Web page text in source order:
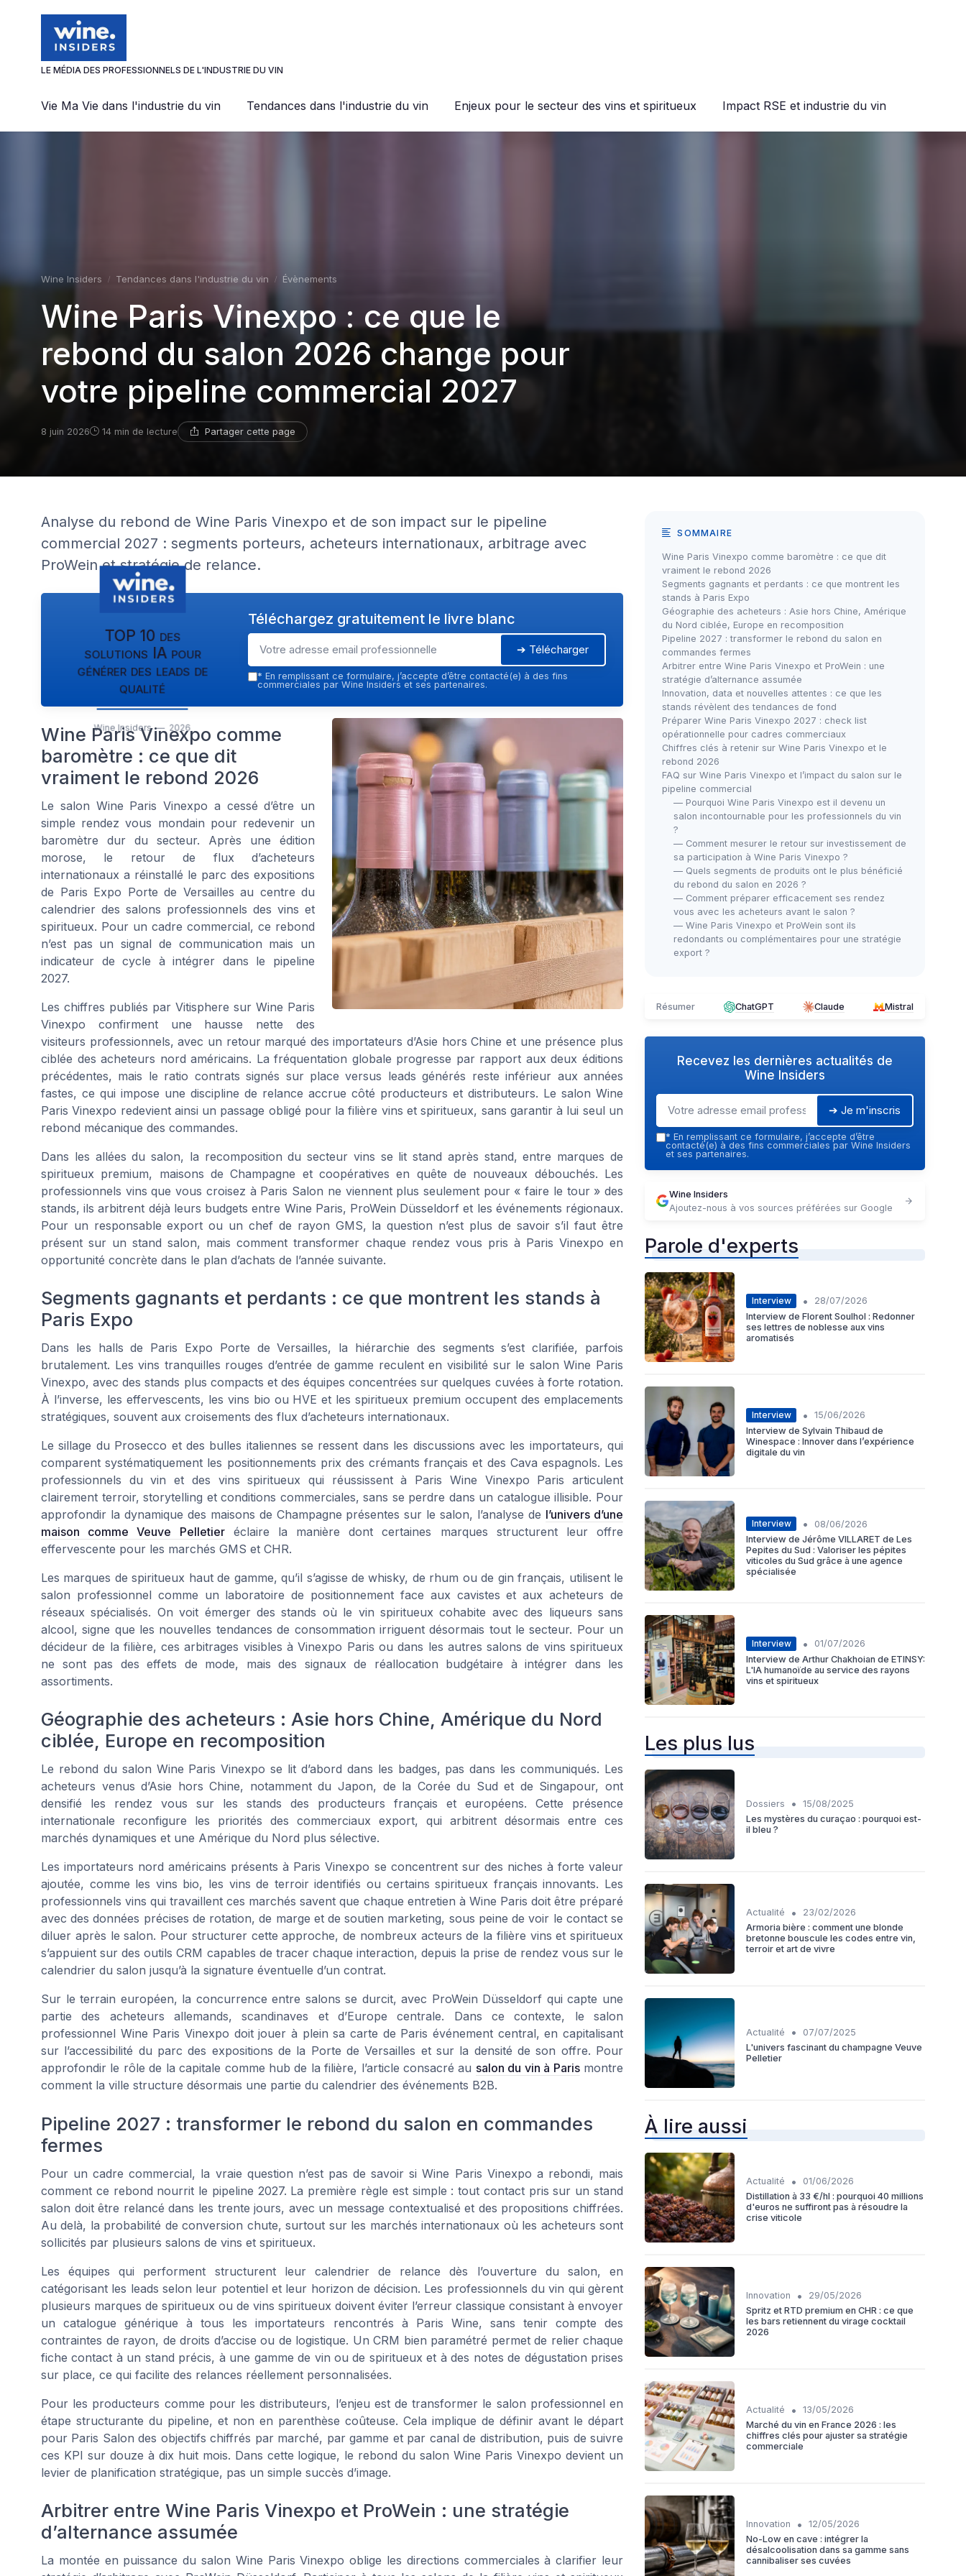
LE MÉDIA DES PROFESSIONNELS DE L'INDUSTRIE DU VIN
Vie Ma Vie dans l'industrie du vin Tendances dans l'industrie du vin Enjeux pour le secteur des vins et spiritueux Impact RSE et industrie du vin
Wine Insiders Tendances dans l'industrie du vin Évènements
Wine Paris Vinexpo : ce que le
rebond du salon 2026 change pour
votre pipeline commercial 2027
8 juin 2026 14 min de lecture Partager cette page
Analyse du rebond de Wine Paris Vinexpo et de son impact sur le pipeline
commercial 2027 : segments porteurs, acheteurs internationaux, arbitrage avec
ProWein et stratégie de relance.
TOP 10 des
solutions IA pour
générer des leads de
qualité
Wine Insiders — 2026
Téléchargez gratuitement le livre blanc
➔ Télécharger
* En remplissant ce formulaire, j’accepte d’être contacté(e) à des fins
commerciales par Wine Insiders et ses partenaires.
Wine Paris Vinexpo comme
baromètre : ce que dit
vraiment le rebond 2026
Le salon Wine Paris Vinexpo a cessé d’être un
simple rendez vous mondain pour redevenir un
baromètre dur du secteur. Après une édition
morose, le retour de flux d’acheteurs
internationaux a réinstallé le parc des expositions
de Paris Expo Porte de Versailles au centre du
calendrier des salons professionnels des vins et
spiritueux. Pour un cadre commercial, ce rebond
n’est pas un signal de communication mais un
indicateur de cycle à intégrer dans le pipeline
2027.
Les chiffres publiés par Vitisphere sur Wine Paris
Vinexpo confirment une hausse nette des
visiteurs professionnels, avec un retour marqué des importateurs d’Asie hors Chine et une présence plus
ciblée des acheteurs nord américains. La fréquentation globale progresse par rapport aux deux éditions
précédentes, mais le ratio contrats signés sur place versus leads générés reste inférieur aux années
fastes, ce qui impose une discipline de relance accrue côté producteurs et distributeurs. Le salon Wine
Paris Vinexpo redevient ainsi un passage obligé pour la filière vins et spiritueux, sans garantir à lui seul un
rebond mécanique des commandes.
Dans les allées du salon, la recomposition du secteur vins se lit stand après stand, entre marques de
spiritueux premium, maisons de Champagne et coopératives en quête de nouveaux débouchés. Les
professionnels vins que vous croisez à Paris Salon ne viennent plus seulement pour « faire le tour » des
stands, ils arbitrent déjà leurs budgets entre Wine Paris, ProWein Düsseldorf et les événements régionaux.
Pour un responsable export ou un chef de rayon GMS, la question n’est plus de savoir s’il faut être
présent sur un stand salon, mais comment transformer chaque rendez vous pris à Paris Vinexpo en
opportunité concrète dans le plan d’achats de l’année suivante.
Segments gagnants et perdants : ce que montrent les stands à
Paris Expo
Dans les halls de Paris Expo Porte de Versailles, la hiérarchie des segments s’est clarifiée, parfois
brutalement. Les vins tranquilles rouges d’entrée de gamme reculent en visibilité sur le salon Wine Paris
Vinexpo, avec des stands plus compacts et des équipes concentrées sur quelques cuvées à forte rotation.
À l’inverse, les effervescents, les vins bio ou HVE et les spiritueux premium occupent des emplacements
stratégiques, souvent aux croisements des flux d’acheteurs internationaux.
Le sillage du Prosecco et des bulles italiennes se ressent dans les discussions avec les importateurs, qui
comparent systématiquement les positionnements prix des crémants français et des Cava espagnols. Les
professionnels du vin et des vins spiritueux qui réussissent à Paris Wine Vinexpo Paris articulent
clairement terroir, storytelling et conditions commerciales, sans se perdre dans un catalogue illisible. Pour
approfondir la dynamique des maisons de Champagne présentes sur le salon, l’analyse de l’univers d’une
maison comme Veuve Pelletieréclaire la manière dont certaines marques structurent leur offre
effervescente pour les marchés GMS et CHR.
Les marques de spiritueux haut de gamme, qu’il s’agisse de whisky, de rhum ou de gin français, utilisent le
salon professionnel comme un laboratoire de positionnement face aux cavistes et aux acheteurs de
réseaux spécialisés. On voit émerger des stands où le vin spiritueux cohabite avec des liqueurs sans
alcool, signe que les nouvelles tendances de consommation irriguent désormais tout le secteur. Pour un
décideur de la filière, ces arbitrages visibles à Vinexpo Paris ou dans les autres salons de vins spiritueux
ne sont pas des effets de mode, mais des signaux de réallocation budgétaire à intégrer dans les
assortiments.
Géographie des acheteurs : Asie hors Chine, Amérique du Nord
ciblée, Europe en recomposition
Le rebond du salon Wine Paris Vinexpo se lit d’abord dans les badges, pas dans les communiqués. Les
acheteurs venus d’Asie hors Chine, notamment du Japon, de la Corée du Sud et de Singapour, ont
densifié les rendez vous sur les stands des producteurs français et européens. Cette présence
internationale reconfigure les priorités des commerciaux export, qui arbitrent désormais entre ces
marchés dynamiques et une Amérique du Nord plus sélective.
Les importateurs nord américains présents à Paris Vinexpo se concentrent sur des niches à forte valeur
ajoutée, comme les vins bio, les vins de terroir identifiés ou certains spiritueux français innovants. Les
professionnels vins qui travaillent ces marchés savent que chaque entretien à Wine Paris doit être préparé
avec des données précises de rotation, de marge et de soutien marketing, sous peine de voir le contact se
diluer après le salon. Pour structurer cette approche, de nombreux acteurs de la filière vins et spiritueux
s’appuient sur des outils CRM capables de tracer chaque interaction, depuis la prise de rendez vous sur le
calendrier du salon jusqu’à la signature éventuelle d’un contrat.
Sur le terrain européen, la concurrence entre salons se durcit, avec ProWein Düsseldorf qui capte une
partie des acheteurs allemands, scandinaves et d’Europe centrale. Dans ce contexte, le salon
professionnel Wine Paris Vinexpo doit jouer à plein sa carte de Paris événement central, en capitalisant
sur l’accessibilité du parc des expositions de la Porte de Versailles et sur la densité de son offre. Pour
approfondir le rôle de la capitale comme hub de la filière, l’article consacré au salon du vin à Parismontre
comment la ville structure désormais une partie du calendrier des événements B2B.
Pipeline 2027 : transformer le rebond du salon en commandes
fermes
Pour un cadre commercial, la vraie question n’est pas de savoir si Wine Paris Vinexpo a rebondi, mais
comment ce rebond nourrit le pipeline 2027. La première règle est simple : tout contact pris sur un stand
salon doit être relancé dans les trente jours, avec un message contextualisé et des propositions chiffrées.
Au delà, la probabilité de conversion chute, surtout sur les marchés internationaux où les acheteurs sont
sollicités par plusieurs salons de vins et spiritueux.
Les équipes qui performent structurent leur calendrier de relance dès l’ouverture du salon, en
catégorisant les leads selon leur potentiel et leur horizon de décision. Les professionnels du vin qui gèrent
plusieurs marques de spiritueux ou de vins spiritueux doivent éviter l’erreur classique consistant à envoyer
un catalogue générique à tous les importateurs rencontrés à Paris Wine, sans tenir compte des
contraintes de rayon, de droits d’accise ou de logistique. Un CRM bien paramétré permet de relier chaque
fiche contact à un stand précis, à une gamme de vin ou de spiritueux et à des notes de dégustation prises
sur place, ce qui facilite des relances réellement personnalisées.
Pour les producteurs comme pour les distributeurs, l’enjeu est de transformer le salon professionnel en
étape structurante du pipeline, et non en parenthèse coûteuse. Cela implique de définir avant le départ
pour Paris Salon des objectifs chiffrés par marché, par gamme et par canal de distribution, puis de suivre
ces KPI sur douze à dix huit mois. Dans cette logique, le rebond du salon Wine Paris Vinexpo devient un
levier de planification stratégique, pas un simple succès d’image.
Arbitrer entre Wine Paris Vinexpo et ProWein : une stratégie
d’alternance assumée
La montée en puissance du salon Wine Paris Vinexpo oblige les directions commerciales à clarifier leur
SOMMAIRE
Wine Paris Vinexpo comme baromètre : ce que dit
vraiment le rebond 2026
Segments gagnants et perdants : ce que montrent les
stands à Paris Expo
Géographie des acheteurs : Asie hors Chine, Amérique
du Nord ciblée, Europe en recomposition
Pipeline 2027 : transformer le rebond du salon en
commandes fermes
Arbitrer entre Wine Paris Vinexpo et ProWein : une
stratégie d’alternance assumée
Innovation, data et nouvelles attentes : ce que les
stands révèlent des tendances de fond
Préparer Wine Paris Vinexpo 2027 : check list
opérationnelle pour cadres commerciaux
Chiffres clés à retenir sur Wine Paris Vinexpo et le
rebond 2026
FAQ sur Wine Paris Vinexpo et l’impact du salon sur le
pipeline commercial
— Pourquoi Wine Paris Vinexpo est il devenu un
salon incontournable pour les professionnels du vin
?
— Comment mesurer le retour sur investissement de
sa participation à Wine Paris Vinexpo ?
— Quels segments de produits ont le plus bénéficié
du rebond du salon en 2026 ?
— Comment préparer efficacement ses rendez
vous avec les acheteurs avant le salon ?
— Wine Paris Vinexpo et ProWein sont ils
redondants ou complémentaires pour une stratégie
export ?
Résumer ChatGPT Claude Mistral
Recevez les dernières actualités de
Wine Insiders
➔ Je m'inscris
* En remplissant ce formulaire, j’accepte d’être
contacté(e) à des fins commerciales par Wine Insiders
et ses partenaires.
Wine Insiders
Ajoutez-nous à vos sources préférées sur Google
Parole d'experts
Interview •
28/07/2026
Interview de Florent Soulhol : Redonner
ses lettres de noblesse aux vins
aromatisés
Interview •
15/06/2026
Interview de Sylvain Thibaud de
Winespace : Innover dans l’expérience
digitale du vin
Interview •
08/06/2026
Interview de Jérôme VILLARET de Les
Pepites du Sud : Valoriser les pépites
viticoles du Sud grâce à une agence
spécialisée
Interview •
01/07/2026
Interview de Arthur Chakhoian de ETINSY:
L'IA humanoïde au service des rayons
vins et spiritueux
Les plus lus
Dossiers •
15/08/2025
Les mystères du curaçao : pourquoi est-
il bleu ?
Actualité •
23/02/2026
Armoria bière : comment une blonde
bretonne bouscule les codes entre vin,
terroir et art de vivre
Actualité •
07/07/2025
L'univers fascinant du champagne Veuve
Pelletier
À lire aussi
Actualité •
01/06/2026
Distillation à 33 €/hl : pourquoi 40 millions
d'euros ne suffiront pas à résoudre la
crise viticole
Innovation •
29/05/2026
Spritz et RTD premium en CHR : ce que
les bars retiennent du virage cocktail
2026
Actualité •
13/05/2026
Marché du vin en France 2026 : les
chiffres clés pour ajuster sa stratégie
commerciale
Innovation •
12/05/2026
No-Low en cave : intégrer la
désalcoolisation dans sa gamme sans
cannibaliser ses cuvées